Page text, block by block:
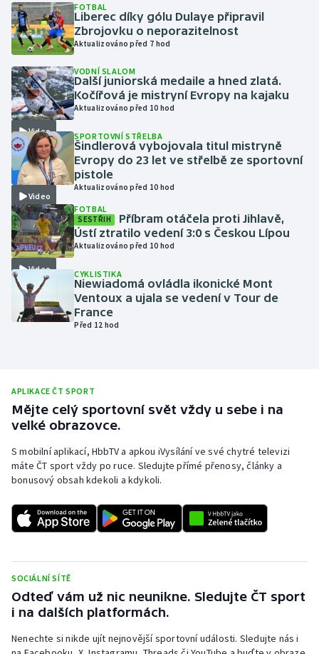
Házená
Jezdectví
Judo
Krasobruslení
Lezení
Lyže a snowboard
Moderní pětiboj
Motorsport
Olympijské hry
Parasport
Plážový volejbal
Ragby
Rychlobruslení
Rychlostní kanoistika
Short track
Sportovní střelba
Stolní tenis
FOTBAL
Liberec díky gólu Dulaye připravil
Zbrojovku o neporazitelnost
Aktualizováno před 7 hod
Video
VODNÍ SLALOM
Další juniorská medaile a hned zlatá.
Kočířová je mistryní Evropy na kajaku
Aktualizováno před 10 hod
Video
SPORTOVNÍ STŘELBA
Šindlerová vybojovala titul mistryně
Evropy do 23 let ve střelbě ze sportovní
pistole
Aktualizováno před 10 hod
Video
FOTBAL
SESTŘIH
Příbram otáčela proti Jihlavě,
Ústí ztratilo vedení 3:0 s Českou Lípou
Aktualizováno před 10 hod
CYKLISTIKA
Niewiadomá ovládla ikonické Mont
Ventoux a ujala se vedení v Tour de
France
Před 12 hod
APLIKACE ČT SPORT
Mějte celý sportovní svět vždy u sebe i na
velké obrazovce.
S mobilní aplikací, HbbTV a apkou iVysílání ve své chytré televizi
máte ČT sport vždy po ruce. Sledujte přímé přenosy, články a
bonusový obsah kdekoli a kdykoli.
SOCIÁLNÍ SÍTĚ
Odteď vám už nic neunikne. Sledujte ČT sport
i na dalších platformách.
Nenechte si nikde ujít nejnovější sportovní události. Sledujte nás i